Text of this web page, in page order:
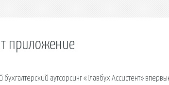
приложение
бухгалтерский аутсорсинг «Главбух Ассистент»